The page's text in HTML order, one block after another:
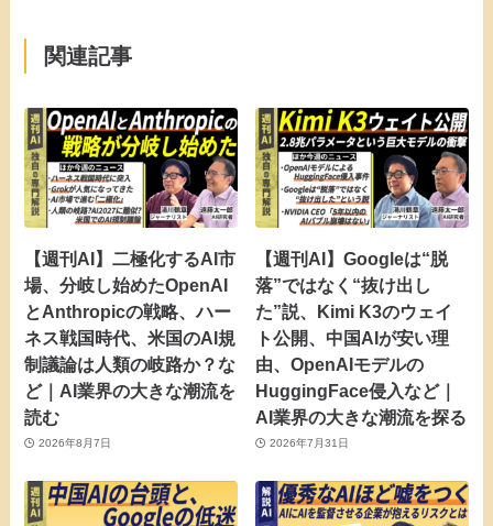
関連記事
【週刊AI】二極化するAI市
場、分岐し始めたOpenAI
とAnthropicの戦略、ハー
ネス戦国時代、米国のAI規
制議論は人類の岐路か？な
ど｜AI業界の大きな潮流を
読む
2026年8月7日
【週刊AI】Googleは“脱
落”ではなく“抜け出し
た”説、Kimi K3のウェイ
ト公開、中国AIが安い理
由、OpenAIモデルの
HuggingFace侵入など｜
AI業界の大きな潮流を探る
2026年7月31日